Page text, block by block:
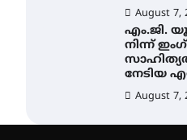
August 7,
എം.ജി.
നിന്ന്
നേടിയ
August 7,